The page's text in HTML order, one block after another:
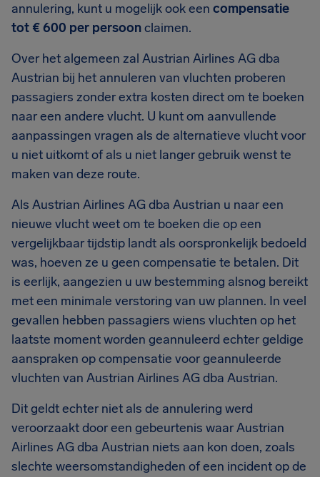
annulering, kunt u mogelijk ook een compensatie
tot € 600 per persoonclaimen.
Over het algemeen zal Austrian Airlines AG dba
Austrian bij het annuleren van vluchten proberen
passagiers zonder extra kosten direct om te boeken
naar een andere vlucht. U kunt om aanvullende
aanpassingen vragen als de alternatieve vlucht voor
u niet uitkomt of als u niet langer gebruik wenst te
maken van deze route.
Als Austrian Airlines AG dba Austrian u naar een
nieuwe vlucht weet om te boeken die op een
vergelijkbaar tijdstip landt als oorspronkelijk bedoeld
was, hoeven ze u geen compensatie te betalen. Dit
is eerlijk, aangezien u uw bestemming alsnog bereikt
met een minimale verstoring van uw plannen. In veel
gevallen hebben passagiers wiens vluchten op het
laatste moment worden geannuleerd echter geldige
aanspraken op compensatie voor geannuleerde
vluchten van Austrian Airlines AG dba Austrian.
Dit geldt echter niet als de annulering werd
veroorzaakt door een gebeurtenis waar Austrian
Airlines AG dba Austrian niets aan kon doen, zoals
slechte weersomstandigheden of een incident op de